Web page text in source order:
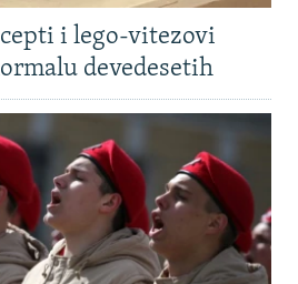
i lego-vitezovi
devedesetih